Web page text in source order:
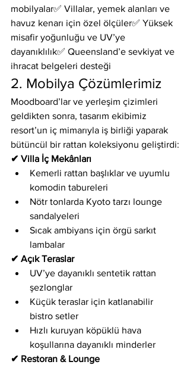
mobilyalar✅ Villalar, yemek alanları ve
havuz kenarı için özel ölçüler✅ Yüksek
misafir yoğunluğu ve UV’ye
dayanıklılık✅ Queensland’e sevkiyat ve
ihracat belgeleri desteği
2. Mobilya Çözümlerimiz
Moodboard’lar ve yerleşim çizimleri
geldikten sonra, tasarım ekibimiz
resort’un iç mimarıyla iş birliği yaparak
bütüncül bir rattan koleksiyonu geliştirdi:
✔ Villa İç Mekânları
Kemerli rattan başlıklar ve uyumlu
komodin tabureleri
Nötr tonlarda Kyoto tarzı lounge
sandalyeleri
Sıcak ambiyans için örgü sarkıt
lambalar
✔ Açık Teraslar
UV’ye dayanıklı sentetik rattan
şezlonglar
Küçük teraslar için katlanabilir
bistro setler
Hızlı kuruyan köpüklü hava
koşullarına dayanıklı minderler
✔ Restoran & Lounge